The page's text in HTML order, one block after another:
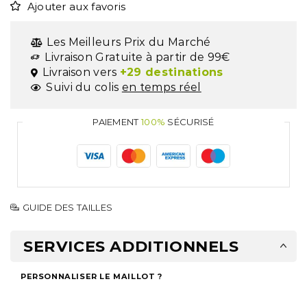
Ajouter aux favoris
Les Meilleurs Prix du Marché
Livraison Gratuite à partir de 99€
Livraison vers +29 destinations
Suivi du colis en temps réel
PAIEMENT100% SÉCURISÉ
GUIDE DES TAILLES
SERVICES ADDITIONNELS
PERSONNALISER LE MAILLOT ?